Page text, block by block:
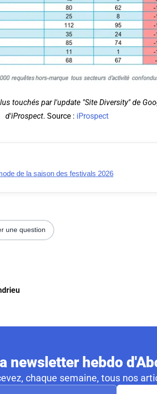
touchés par l'update "Site Diversity" de
d'iProspect. Source : iProspect
de la saison des festivals 2026
une question
newsletter hebdo
chaque semaine, tous nos